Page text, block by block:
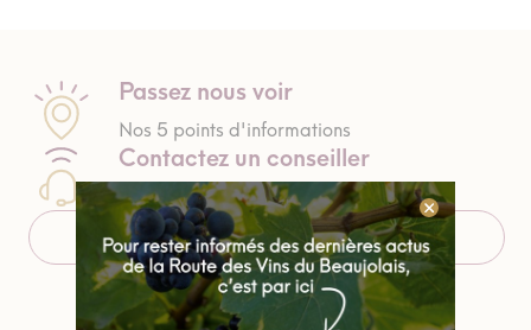
Passez nous voir
Nos 5 points d'informations
Contactez un conseiller
04 74 07 27 40
Télécharger le roadbook